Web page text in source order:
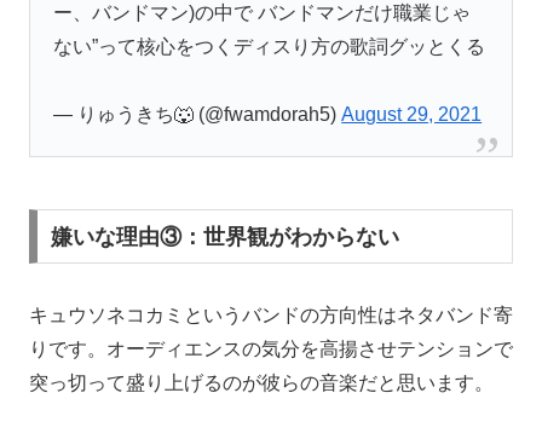
ー、バンドマン)の中で バンドマンだけ職業じゃ
ない”って核心をつくディスり方の歌詞グッとくる
— りゅうきち🐺 (@fwamdorah5)August 29, 2021
嫌いな理由③：世界観がわからない
キュウソネコカミというバンドの方向性はネタバンド寄
りです。オーディエンスの気分を高揚させテンションで
突っ切って盛り上げるのが彼らの音楽だと思います。